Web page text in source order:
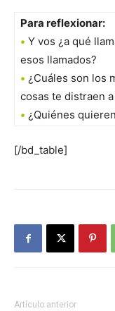
Para reflexionar:
• Y vos ¿a qué
esos llamados?
• ¿Cuáles son los
cosas te distraen
• ¿Quiénes
[/bd_table]
Artículo anterior